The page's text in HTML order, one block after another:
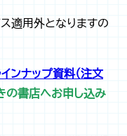
適用外となりますの
ンナップ資料（注文
の書店へお申し込み